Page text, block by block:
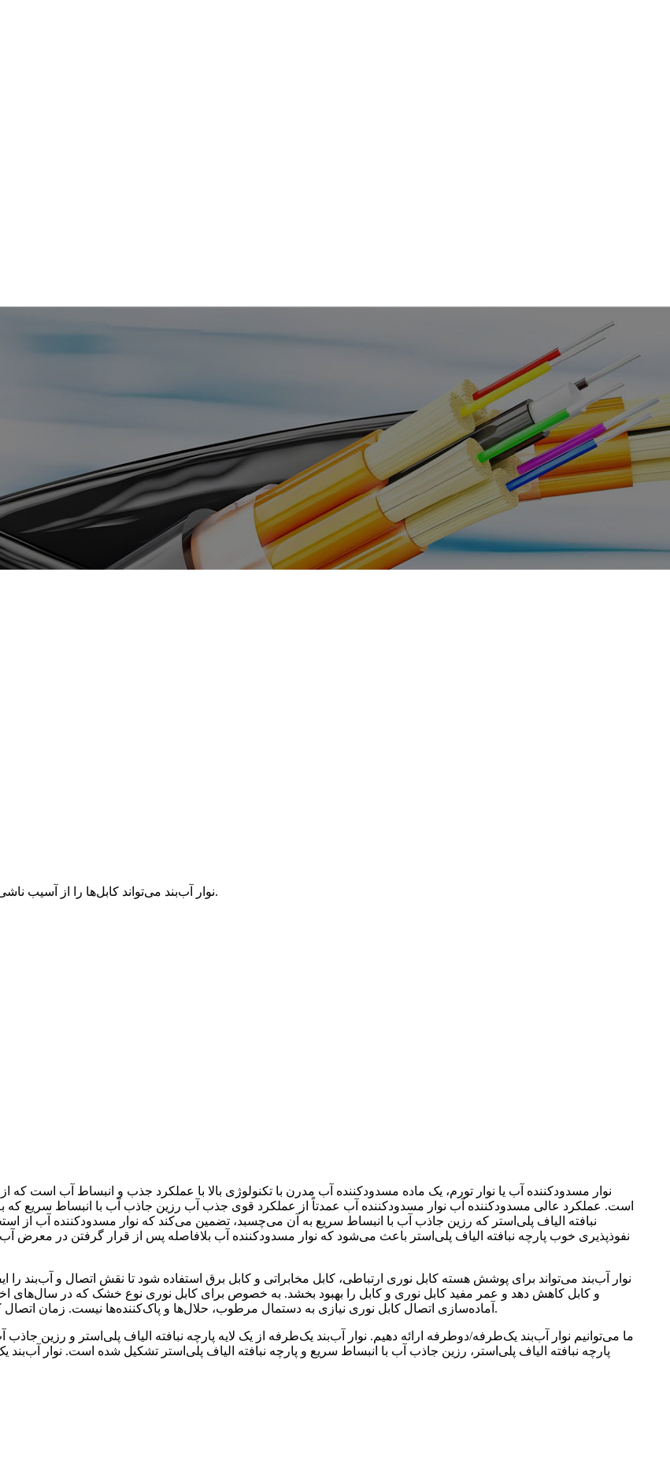
نوار آب‌بند می‌تواند کابل‌ها را از آسیب ناشی از نفوذ آب محافظت کند. با تهیه مستقیم از کارخانه، هزینه‌ها را کاهش دهید.
نوار مسدودکننده آب یا نوار تورم، یک ماده مسدودکننده آب مدرن با تکنولوژی بالا با عملکرد جذب و انبساط آب است که
است. عملکرد عالی مسدودکننده آب نوار مسدودکننده آب عمدتاً از عملکرد قوی جذب آب رزین جاذب آب با انبساط سریع
نبافته الیاف پلی‌استر که رزین جاذب آب با انبساط سریع به آن می‌چسبد، تضمین می‌کند که نوار مسدودکننده آب
نفوذپذیری خوب پارچه نبافته الیاف پلی‌استر باعث می‌شود که نوار مسدودکننده آب بلافاصله پس از قرار گرفتن در معرض
نوار آب‌بند می‌تواند برای پوشش هسته کابل نوری ارتباطی، کابل مخابراتی و کابل برق استفاده شود تا نقش اتصال و آب‌بند را
و کابل کاهش دهد و عمر مفید کابل نوری و کابل را بهبود بخشد. به خصوص برای کابل نوری نوع خشک که در سال‌های
آماده‌سازی اتصال کابل نوری نیازی به دستمال مرطوب، حلال‌ها و پاک‌کننده‌ها نیست. زمان اتصال کابل نوری بسیار کوتاه می‌شود و وزن کابل نوری نیز می‌تواند کاهش یابد.
ما می‌توانیم نوار آب‌بند یک‌طرفه/دوطرفه ارائه دهیم. نوار آب‌بند یک‌طرفه از یک لایه پارچه نبافته الیاف پلی‌استر و رزین
پارچه نبافته الیاف پلی‌استر، رزین جاذب آب با انبساط سریع و پارچه نبافته الیاف پلی‌استر تشکیل شده است. نوار